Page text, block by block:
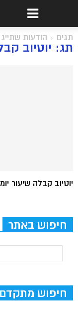
תגים הודעות
תג: יוטיוב
יוטיוב קבלה שיעור
חיפוש באתר
חיפוש מתקדם